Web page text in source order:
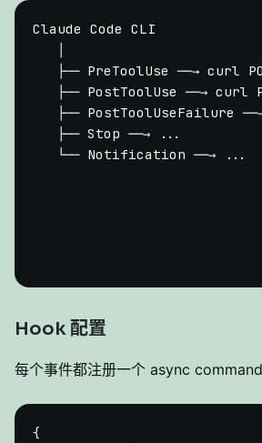
Claude Code CLI
├── PreToolUse ──→ curl
├── PostToolUse ──→ curl
├── PostToolUseFailure
├── Stop ──→ ...
└── Notification ──→ ...
Hook 配置
每个事件都注册一个 async
{